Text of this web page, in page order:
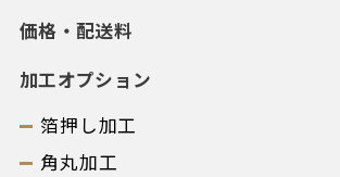
価格・配送料
加工オプション
箔押し加工
角丸加工